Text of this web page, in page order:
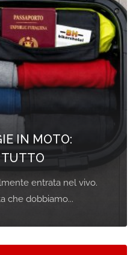
IN MOTO:
TUTTO
entrata nel vivo.
che dobbiamo...